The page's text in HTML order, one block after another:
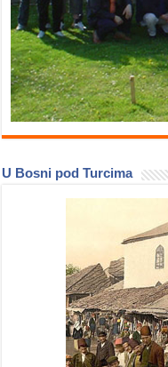
U Bosni pod Turcima